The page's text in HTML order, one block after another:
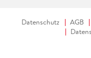
Datenschutz AGB